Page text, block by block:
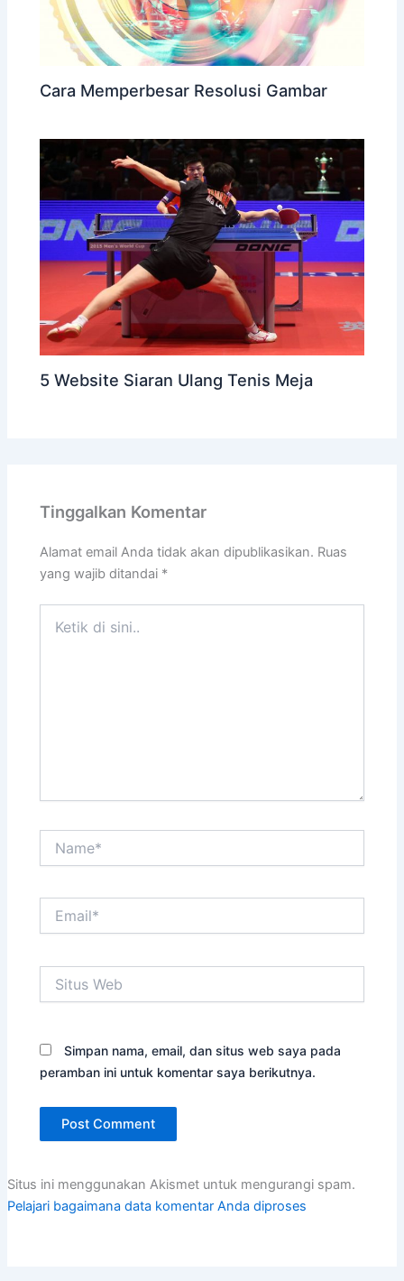
Cara Memperbesar Resolusi Gambar
5 Website Siaran Ulang Tenis Meja
Tinggalkan Komentar
Alamat email Anda tidak akan dipublikasikan. Ruas
yang wajib ditandai *
Web
Simpan nama, email, dan situs web saya pada
peramban ini untuk komentar saya berikutnya.
Situs ini menggunakan Akismet untuk mengurangi spam.
Pelajari bagaimana data komentar Anda diproses